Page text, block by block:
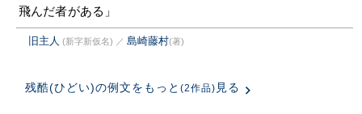
飛んだ者がある」
旧主人 (新字新仮名) ／ 島崎藤村(著)
残酷(ひどい)の例文をもっと (2作品) 見る